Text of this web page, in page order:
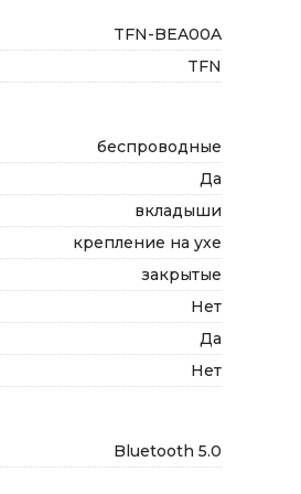
TFN-BEA00A
TFN
беспроводные
Да
вкладыши
крепление на ухе
закрытые
Нет
Да
Нет
Bluetooth 5.0